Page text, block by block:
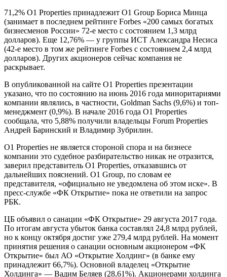
71,2% O1 Properties принадлежит О1 Group Бориса Минца
(занимает в последнем рейтинге Forbes «200 самых богатых
бизнесменов России» 72-е место с состоянием 1,3 млрд
долларов). Еще 12,76% — у группы ИСТ Александра Несиса
(42-е место в том же рейтинге Forbes с состоянием 2,4 млрд
долларов). Других акционеров сейчас компания не
раскрывает.
В опубликованной на сайте O1 Properties презентации
указано, что по состоянию на июнь 2016 года миноритариями
компании являлись, в частности, Goldman Sachs (9,6%) и топ-
менеджмент (0,9%). В начале 2016 года O1 Properties
сообщала, что 5,88% получили владельцы Forum Properties
Андрей Баринский и Владимир Зубрилин.
O1 Properties не является стороной спора и на бизнесе
компании это судебное разбирательство никак не отразится,
заверил представитель O1 Properties, отказавшись от
дальнейших пояснений. O1 Group, по словам ее
представителя, «официально не уведомлена об этом иске». В
пресс-службе «ФК Открытие» пока не ответили на запрос
РБК.
ЦБ объявил о санации «ФК Открытие» 29 августа 2017 года.
По итогам августа убыток банка составлял 24,8 млрд рублей,
но к концу октября достиг уже 279,4 млрд рублей. На момент
принятия решения о санации основным акционером «ФК
Открытие» был АО «Открытие Холдинг» (в банке ему
принадлежит 66,7%). Основной владелец «Открытие
Холдинга» — Вадим Беляев (28,61%). Акционерами холдинга